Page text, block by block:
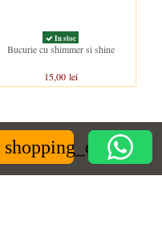
shopping_cart
In stoc
Bucurie cu shimmer si shine
15,00 lei